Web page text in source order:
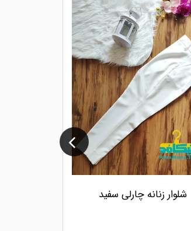
شلوار زنانه چارلی سفید